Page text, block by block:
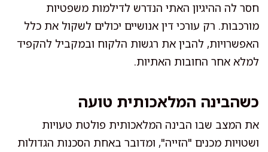
חסר לה ההיגיון האתי הנדרש לדילמות משפטיות
מורכבות. רק עורכי דין אנושיים יכולים לשקול את כלל
האפשרויות, להבין את רגשות הלקוח ובמקביל להקפיד
למלא אחר החובות האתיות.
כשהבינה המלאכותית טועה
את המצב שבו הבינה המלאכותית פולטת טעויות
ושטויות מכנים "הזייה", ומדובר באחת הסכנות הגדולות